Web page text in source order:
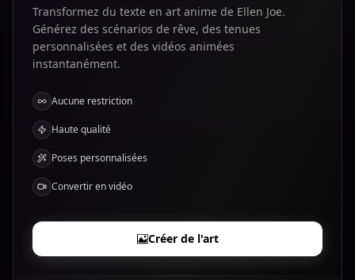
Transformez du texte en art anime de Ellen Joe.
Générez des scénarios de rêve, des tenues
personnalisées et des vidéos animées
instantanément.
Aucune restriction
Haute qualité
Poses personnalisées
Convertir en vidéo
Créer de l'art